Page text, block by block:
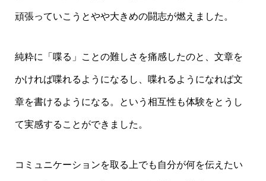
頑張っていこうとやや大きめの闘志が燃えました。
純粋に「喋る」ことの難しさを痛感したのと、文章を
かければ喋れるようになるし、喋れるようになれば文
章を書けるようになる。という相互性も体験をとうし
て実感することができました。
コミュニケーションを取る上でも自分が何を伝えたい